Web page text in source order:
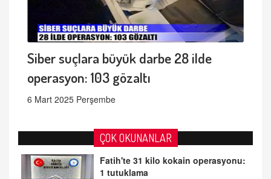
Siber suçlara büyük darbe 28 ilde
operasyon: 103 gözaltı
6 Mart 2025 Perşembe
ÇOK OKUNANLAR
Fatih'te 31 kilo kokain operasyonu:
1 tutuklama